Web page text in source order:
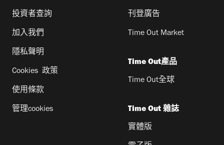
投資者查詢
加入我們
隱私聲明
Cookies 政策
使用條款
管理cookies
刊登廣告
Time Out Market
Time Out產品
Time Out全球
Time Out 雜誌
實體版